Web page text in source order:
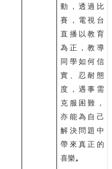
動，透過比
賽，電視台
直播以教育
為正，教導
同學如何信
實、忍耐態
度，遇事需
克服困難，
亦能為自己
解決問題中
帶來真正的
喜樂。